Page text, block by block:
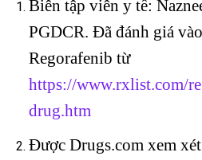
Biên tập viên y tế:
PGDCR. Đã đánh giá
Regorafenib từ
https://www.rxlist.com/
drug.htm
Được Drugs.com xem